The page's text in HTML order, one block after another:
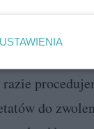
do
USTAWIENIA